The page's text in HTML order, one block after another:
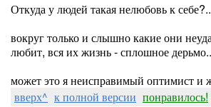
Откуда у людей такая нелюбовь к
вокруг только и слышно какие они
любит, вся их жизнь - сплошное
может это я неисправимый оптимист и
вверх^ к полной версии понравилось!